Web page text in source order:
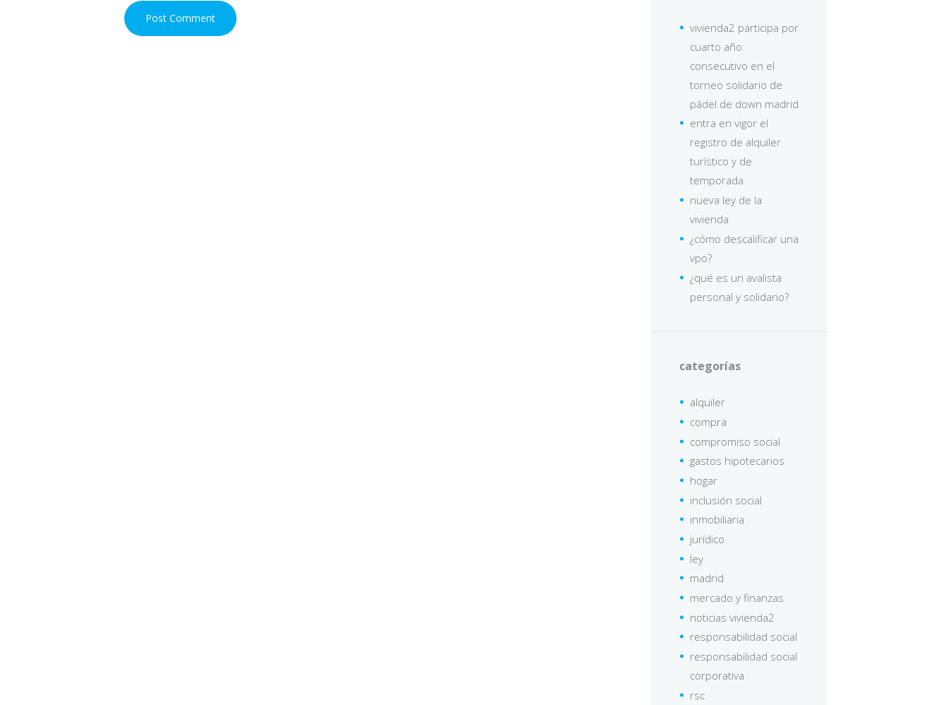
vivienda2 participa por
cuarto año
consecutivo en el
torneo solidario de
pádel de down madrid
entra en vigor el
registro de alquiler
turístico y de
temporada
nueva ley de la
vivienda
¿cómo descalificar una
vpo?
¿qué es un avalista
personal y solidario?
categorías
alquiler
compra
compromiso social
gastos hipotecarios
hogar
inclusión social
inmobiliaria
jurídico
ley
madrid
mercado y finanzas
noticias vivienda2
responsabilidad social
responsabilidad social
corporativa
rsc